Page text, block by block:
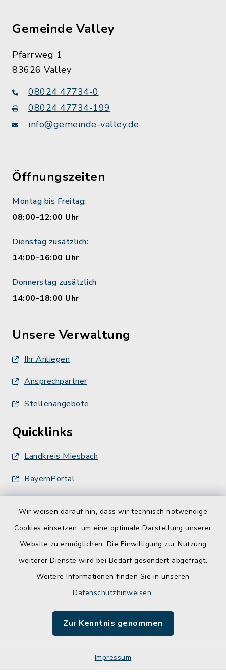
Wir weisen darauf hin, dass wir technisch notwendige
Cookies einsetzen, um eine optimale Darstellung unserer
Website zu ermöglichen. Die Einwilligung zur Nutzung
weiterer Dienste wird bei Bedarf gesondert abgefragt.
Weitere Informationen finden Sie in unseren
Datenschutzhinweisen.
Zur Kenntnis genommen
Impressum
Gemeinde Valley
Pfarrweg 1
83626 Valley
08024 47734-0
08024 47734-199
info@gemeinde-valley.de
Öffnungszeiten
Montag bis Freitag:
08:00-12:00 Uhr
Dienstag zusätzlich:
14:00-16:00 Uhr
Donnerstag zusätzlich
14:00-18:00 Uhr
Unsere Verwaltung
Ihr Anliegen
Ansprechpartner
Stellenangebote
Quicklinks
Landkreis Miesbach
BayernPortal
Barrierefreiheit
Impressum
Sitemap